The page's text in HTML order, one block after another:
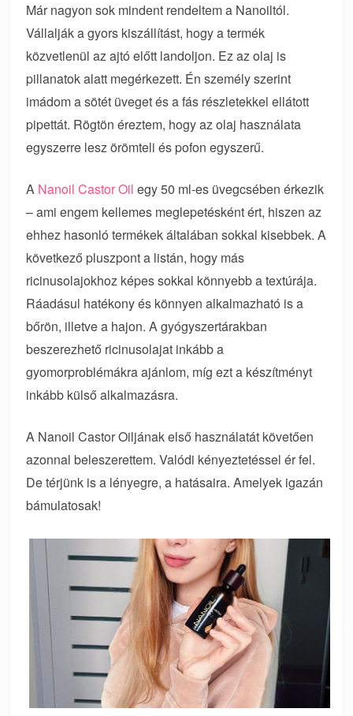
Már nagyon sok mindent rendeltem a Nanoiltól.
Vállalják a gyors kiszállítást, hogy a termék
közvetlenül az ajtó előtt landoljon. Ez az olaj is
pillanatok alatt megérkezett. Én személy szerint
imádom a sötét üveget és a fás részletekkel ellátott
pipettát. Rögtön éreztem, hogy az olaj használata
egyszerre lesz örömteli és pofon egyszerű.
A Nanoil Castor Oil egy 50 ml-es üvegcsében érkezik
– ami engem kellemes meglepetésként ért, hiszen az
ehhez hasonló termékek általában sokkal kisebbek. A
következő pluszpont a listán, hogy más
ricinusolajokhoz képes sokkal könnyebb a textúrája.
Ráadásul hatékony és könnyen alkalmazható is a
bőrön, illetve a hajon. A gyógyszertárakban
beszerezhető ricinusolajat inkább a
gyomorproblémákra ajánlom, míg ezt a készítményt
inkább külső alkalmazásra.
A Nanoil Castor Oiljának első használatát követően
azonnal beleszerettem. Valódi kényeztetéssel ér fel.
De térjünk is a lényegre, a hatásaira. Amelyek igazán
bámulatosak!